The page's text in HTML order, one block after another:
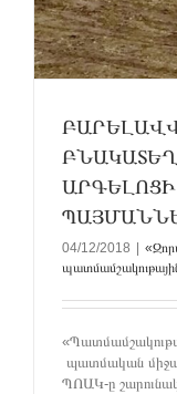
04/12/2018 |
պատմական
ՊՈԱԿ-ը